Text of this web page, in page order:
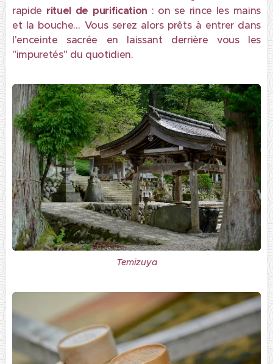
rapide rituel de purification : on se rince les mains
et la bouche… Vous serez alors prêts à entrer dans
l'enceinte sacrée en laissant derrière vous les
"impuretés" du quotidien.
Temizuya